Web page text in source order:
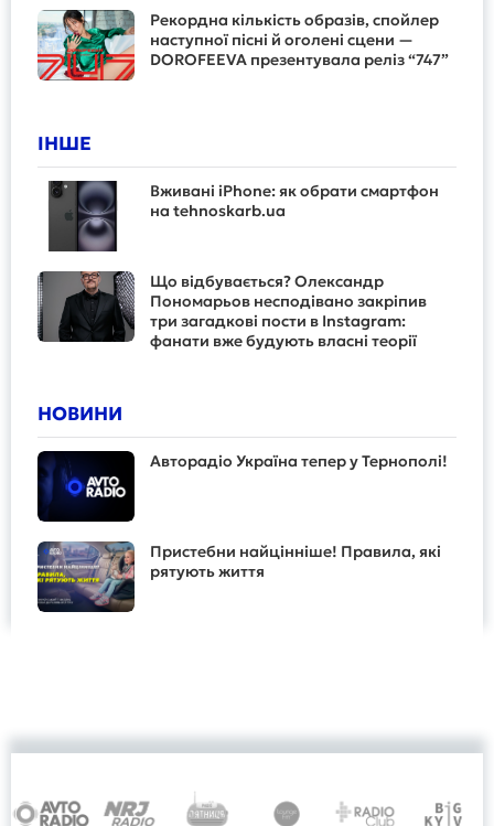
Рекордна кількість образів, спойлер
наступної пісні й оголені сцени —
DOROFEEVA презентувала реліз “747”
ІНШЕ
Вживані iPhone: як обрати смартфон
на tehnoskarb.ua
Що відбувається? Олександр
Пономарьов несподівано закріпив
три загадкові пости в Instagram:
фанати вже будують власні теорії
НОВИНИ
Авторадіо Україна тепер у Тернополі!
Пристебни найцінніше! Правила, які
рятують життя